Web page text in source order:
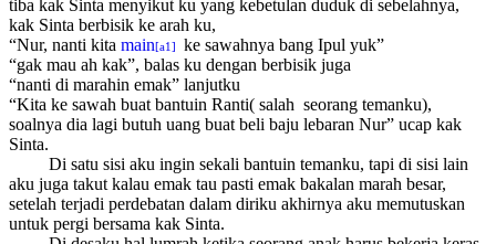
tiba kak Sinta menyikut ku yang kebetulan duduk di sebelahnya,
kak Sinta berbisik ke arah ku,
“Nur, nanti kita main[a1]
ke sawahnya bang Ipul yuk”
“gak mau ah kak”, balas ku dengan berbisik juga
“nanti di marahin emak” lanjutku
“Kita ke sawah buat bantuin Ranti( salah seorang temanku),
soalnya dia lagi butuh uang buat beli baju lebaran Nur” ucap kak
Sinta.
Di satu sisi aku ingin sekali bantuin temanku, tapi di sisi lain
aku juga takut kalau emak tau pasti emak bakalan marah besar,
setelah terjadi perdebatan dalam diriku akhirnya aku memutuskan
untuk pergi bersama kak Sinta.